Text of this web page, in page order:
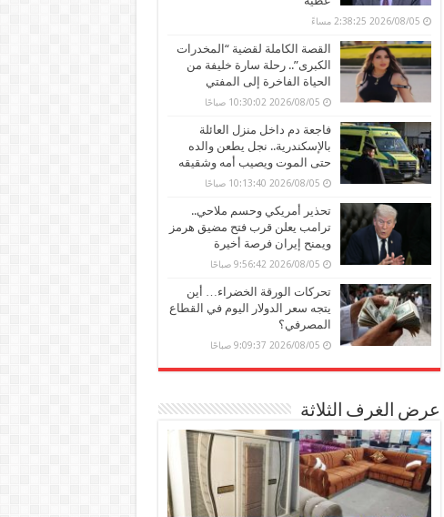
2026/08/05 2:38:25 مساءً
القصة الكاملة لقضية “المخدرات
الكبرى”.. رحلة سارة خليفة من
الحياة الفاخرة إلى المفتي
2026/08/05 10:30:02 صباحًا
فاجعة دم داخل منزل العائلة
بالإسكندرية.. نجل يطعن والده
حتى الموت ويصيب أمه وشقيقه
2026/08/05 10:13:40 صباحًا
تحذير أمريكي وحسم ملاحي..
ترامب يعلن قرب فتح مضيق هرمز
ويمنح إيران فرصة أخيرة
2026/08/05 9:56:42 صباحًا
تحركات الورقة الخضراء… أين
يتجه سعر الدولار اليوم في القطاع
المصرفي؟
2026/08/05 9:09:37 صباحًا
عرض الغرف الثلاثة